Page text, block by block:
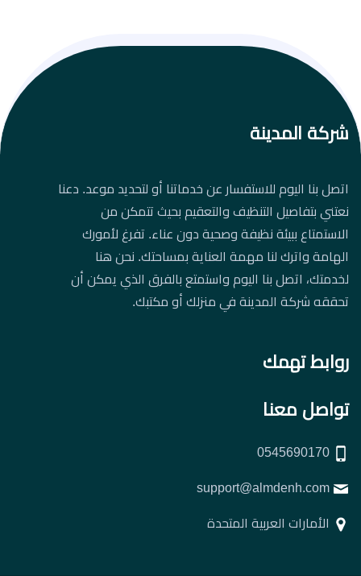
شركة المدينة
اتصل بنا اليوم للاستفسار عن خدماتنا أو لتحديد موعد. دعنا
نعتني بتفاصيل التنظيف والتعقيم بحيث تتمكن من
الاستمتاع ببيئة نظيفة وصحية دون عناء. تفرغ لأمورك
الهامة واترك لنا مهمة العناية بمساحتك. نحن هنا
لخدمتك، اتصل بنا اليوم واستمتع بالفرق الذي يمكن أن
تحققه شركة المدينة في منزلك أو مكتبك.
روابط تهمك
تواصل معنا
الأمارات العربية المتحدة